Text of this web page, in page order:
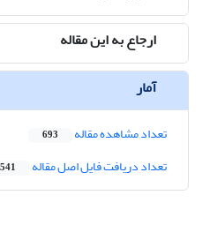
ارجاع به این مقاله
آمار
تعداد مشاهده مقاله 693
تعداد دریافت فایل اصل مقاله